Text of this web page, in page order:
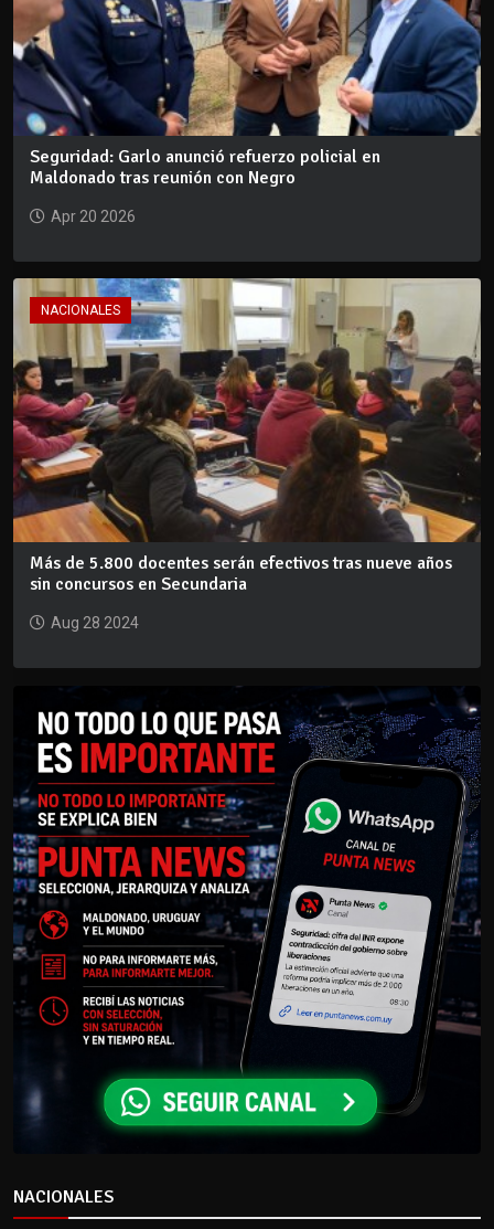
Seguridad: Garlo anunció refuerzo policial en
Maldonado tras reunión con Negro
Apr 20 2026
NACIONALES
Más de 5.800 docentes serán efectivos tras nueve años
sin concursos en Secundaria
Aug 28 2024
NACIONALES